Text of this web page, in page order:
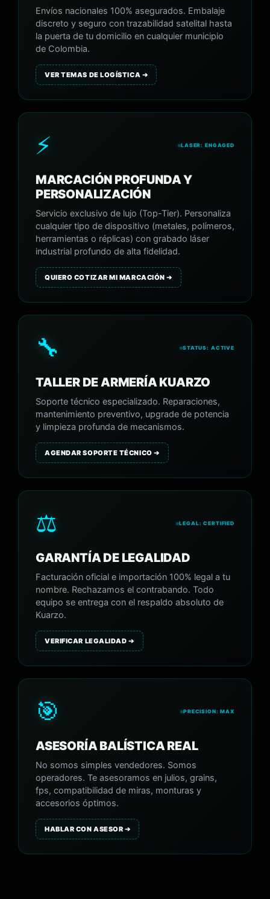
Envíos nacionales 100% asegurados. Embalaje
discreto y seguro con trazabilidad satelital hasta
la puerta de tu domicilio en cualquier municipio
de Colombia.
VER TEMAS DE LOGÍSTICA ➔
⚡ LASER: ENGAGED
MARCACIÓN PROFUNDA Y
PERSONALIZACIÓN
Servicio exclusivo de lujo (Top-Tier). Personaliza
cualquier tipo de dispositivo (metales, polímeros,
herramientas o réplicas) con grabado láser
industrial profundo de alta fidelidad.
QUIERO COTIZAR MI MARCACIÓN ➔
🔧 STATUS: ACTIVE
TALLER DE ARMERÍA KUARZO
Soporte técnico especializado. Reparaciones,
mantenimiento preventivo, upgrade de potencia
y limpieza profunda de mecanismos.
AGENDAR SOPORTE TÉCNICO ➔
⚖️ LEGAL: CERTIFIED
GARANTÍA DE LEGALIDAD
Facturación oficial e importación 100% legal a tu
nombre. Rechazamos el contrabando. Todo
equipo se entrega con el respaldo absoluto de
Kuarzo.
VERIFICAR LEGALIDAD ➔
🎯 PRECISION: MAX
ASESORÍA BALÍSTICA REAL
No somos simples vendedores. Somos
operadores. Te asesoramos en julios, grains,
fps, compatibilidad de miras, monturas y
accesorios óptimos.
HABLAR CON ASESOR ➔